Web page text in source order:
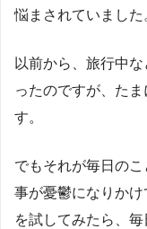
悩まされていました
以前から、旅行中
ったのですが、た
す。
でもそれが毎日の
事が憂鬱になりか
を試してみたら、